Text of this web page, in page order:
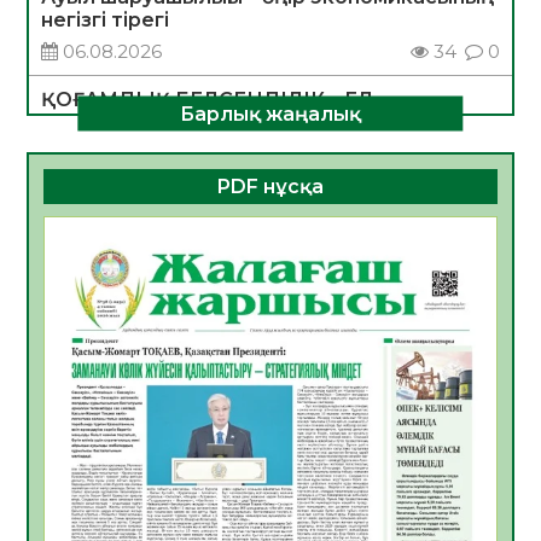
негізгі тірегі
06.08.2026
34 0
ҚОҒАМДЫҚ БЕЛСЕНДІЛІК – ЕЛ
ДАМУЫНЫҢ НЕГІЗІ
06.08.2026
32 0
ҚҰРЫЛТАЙ САЙЛАУЫ – БОЛАШАҚҚА
06.08.2026
Инфекциялық ауруларға қарсы иммундау
жұмыстарының тиімділігі
06.08.2026
35
Көкжөтел ауруы туралы
06.08.2026
33
АПВ вакцинасы туралы мәлімет
06.08.2026
33
Барлық жаңалық
PDF нұсқа